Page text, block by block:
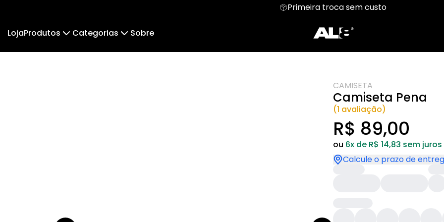
Primeira troca sem custo
LojaProdutos
Camiseta
Regata Moletom
Cropped
Categorias
PlaDu
LZ Aloha
Baby
Sobre
CAMISETA
Camiseta Pena
(1 avaliação)
R$ 89,00
ou 6x de R$ 14,83 sem juros
Calcule o prazo de